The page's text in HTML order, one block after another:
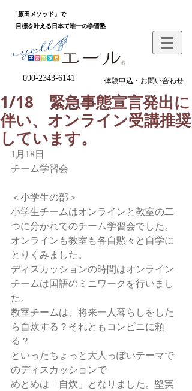
「原田メソッド」で
目標を叶える日本て唯一の学習塾
090-2343-6141 体験申込・お問い合わせ
1/18 緊急事態宣言発出に
伴い、オンライン受講推奨
しています。
1月18日
チーム学習会
＜小学生の部＞
小学生チームはオンラインと教室の二
つに分かれてのチーム学習会でした。
オンラインも教室も各自黙々と自学に
とりくみました。
ディスカッションの時間はオンライン
チームは国語のミニワークを行いまし
た。
教室チームは、将来一人暮らしをした
ら自炊する？それともコンビニに頼
る？
といったちょっと大人っぽいテーマで
のディスカッションで
めとめは「自炊」となりました。堅実